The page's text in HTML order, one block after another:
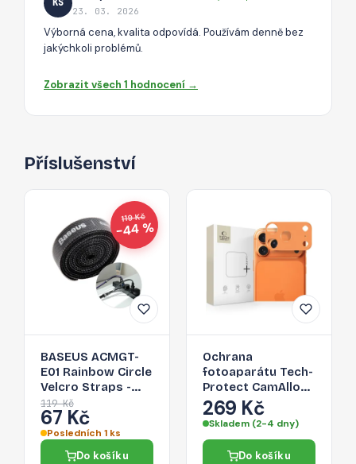
KS
23. 03. 2026
Výborná cena, kvalita odpovídá. Používám denně bez
jakýchkoli problémů.
Zobrazit všech 1 hodnocení →
Příslušenství
119 Kč
−44 %
BASEUS ACMGT-
E01 Rainbow Circle
Velcro Straps -
páska na suchý zip
pro organizaci
kabelů, 1m, černá
119 Kč
67 Kč
Posledních 1 ks
Do košíku
Ochrana
fotoaparátu Tech-
Protect CamAlloy
Fit+ pro iPhone 17
Pro – Cosmic
269 Kč
Skladem (2-4 dny)
Do košíku